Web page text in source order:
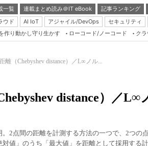
一覧 連載まとめ読み＠IT eBook 記事ランキング
ウド
AI IoT アジャイル/DevOps セキュリティ
作り動かし守り生かす ローコード/ノーコード ク
離（Chebyshev distance）／L∞ノル...
distance）／L∞
2点間の距離を計測する方法の一つで、2つの
値」のうち「最大値」を距離として採用する